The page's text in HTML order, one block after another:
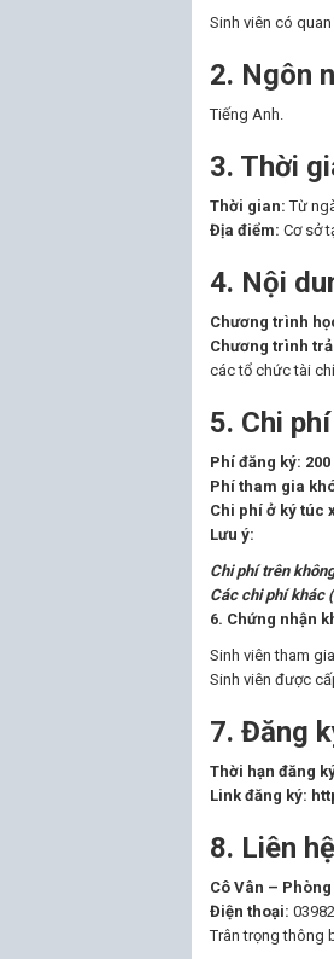
Sinh viên có
2. Ngôn
Tiếng Anh.
3. Thời
Thời gian: Từ
Địa điểm: Cơ sở
4. Nội
Chương trình
Chương trình
các tổ chức tài
5. Chi
Phí đăng ký: 200
Phí tham gia
Chi phí ở ký túc
Lưu ý:
Chi phí trên
Các chi phí khác
6. Chứng nhận
Sinh viên tham
Sinh viên được
7. Đăng
Thời hạn đăng
Link đăng ký:
8. Liên hệ
Cô Vân –
Điện thoại:
Trân trọng thông